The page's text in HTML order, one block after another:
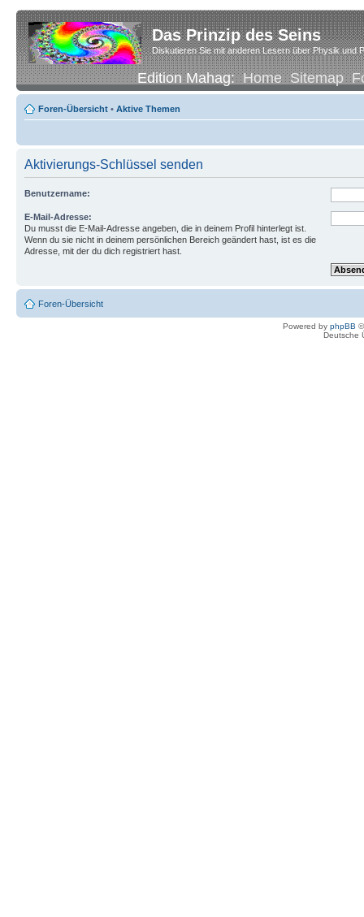
Das Prinzip des Seins
Diskutieren Sie mit anderen Lesern über Physik und
Edition Mahag:Home Sitemap
Foren-Übersicht • Aktive Themen
Aktivierungs-Schlüssel senden
Benutzername:
E-Mail-Adresse:
Du musst die E-Mail-Adresse angeben, die in deinem Profil hinterlegt ist.
Wenn du sie nicht in deinem persönlichen Bereich geändert hast, ist es die
Adresse, mit der du dich registriert hast.
Foren-Übersicht
Powered by phpBB
Deutsche